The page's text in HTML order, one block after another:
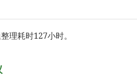
理耗时127小时。